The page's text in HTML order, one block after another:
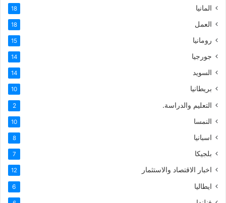
المانيا 18
العمل 18
رومانيا 15
جورجيا 14
السويد 14
بريطانيا 10
التعليم والدراسة. 2
النمسا 10
اسبانيا 8
بلجيكا 7
اخبار الاقتصاد والاستثمار 12
ايطاليا 6